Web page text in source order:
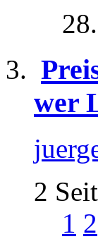
wer
2
1 2